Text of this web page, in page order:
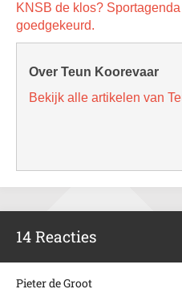
KNSB de klos?
goedgekeurd.
Over Teun Koorevaar
Bekijk alle artikelen van
14 Reacties
Pieter de Groot